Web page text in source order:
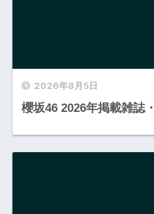
2026年8月5日
櫻坂46 2026年掲載雑誌